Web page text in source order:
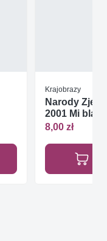
Krajobrazy
Narody
2001 Mi blatt
8,00 zł